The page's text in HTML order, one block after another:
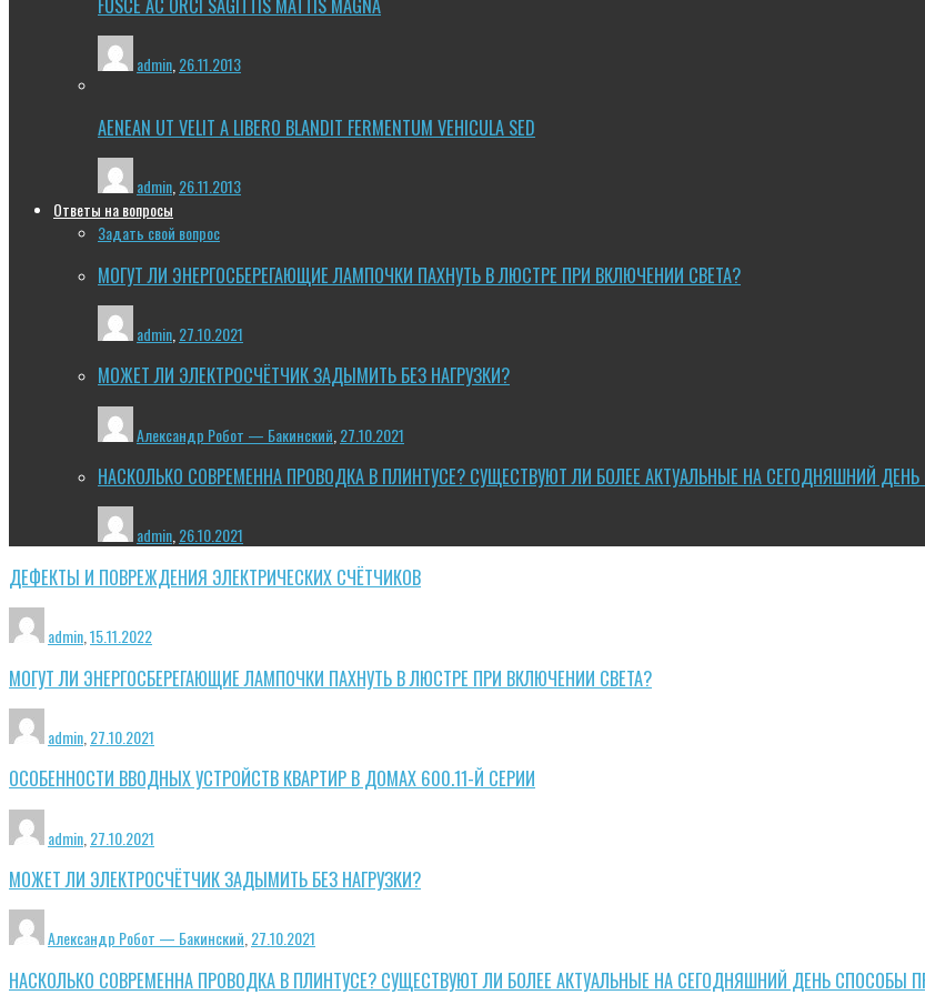
admin,26.11.2013
AENEAN UT VELIT A LIBERO BLANDIT FERMENTUM VEHICULA SED
admin 26.11.2013
Ответы на вопросы
Задать свой вопрос
МОГУТ ЛИ ЭНЕРГОСБЕРЕГАЮЩИЕ ЛАМПОЧКИ ПАХНУТЬ В ЛЮСТРЕ ПРИ ВКЛЮЧЕНИИ СВЕТА?
admin 27.10.2021
МОЖЕТ ЛИ ЭЛЕКТРОСЧЁТЧИК ЗАДЫМИТЬ БЕЗ НАГРУЗКИ?
Александр Робот — Бакинский 27.10.2021
НАСКОЛЬКО СОВРЕМЕННА ПРОВОДКА В ПЛИНТУСЕ? СУЩЕСТВУЮТ ЛИ БОЛЕЕ АКТУАЛЬНЫЕ НА СЕГОДНЯШНИЙ
admin,26.10.2021
ДЕФЕКТЫ И ПОВРЕЖДЕНИЯ ЭЛЕКТРИЧЕСКИХ СЧЁТЧИКОВ
admin 15.11.2022
МОГУТ ЛИ ЭНЕРГОСБЕРЕГАЮЩИЕ ЛАМПОЧКИ ПАХНУТЬ В ЛЮСТРЕ ПРИ ВКЛЮЧЕНИИ СВЕТА?
admin 27.10.2021
ОСОБЕННОСТИ ВВОДНЫХ УСТРОЙСТВ КВАРТИР В ДОМАХ 600.11-Й СЕРИИ
admin 27.10.2021
МОЖЕТ ЛИ ЭЛЕКТРОСЧЁТЧИК ЗАДЫМИТЬ БЕЗ НАГРУЗКИ?
Александр Робот — Бакинский,27.10.2021
НАСКОЛЬКО СОВРЕМЕННА ПРОВОДКА В ПЛИНТУСЕ? СУЩЕСТВУЮТ ЛИ БОЛЕЕ АКТУАЛЬНЫЕ НА СЕГОДНЯШНИЙ ДЕНЬ СПОСОБЫ